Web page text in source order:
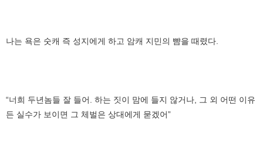
나는 욕은 숫캐 즉 성지에게 하고 암캐 지민의 뺨을 때렸다.
“너희 두년놈들 잘 들어. 하는 짓이 맘에 들지 않거나, 그 외 어떤 이유
든 실수가 보이면 그 체벌은 상대에게 묻겠어”